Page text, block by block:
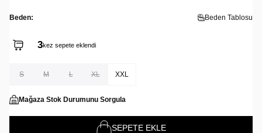
Beden: Beden Tablosu
3kez sepete eklendi
S M L XL XXL
Mağaza Stok Durumunu Sorgula
SEPETE EKLE